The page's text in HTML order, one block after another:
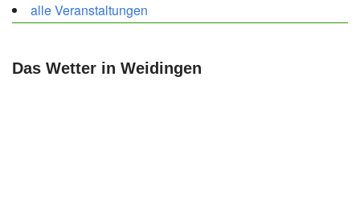
alle Veranstaltungen
Das Wetter in Weidingen